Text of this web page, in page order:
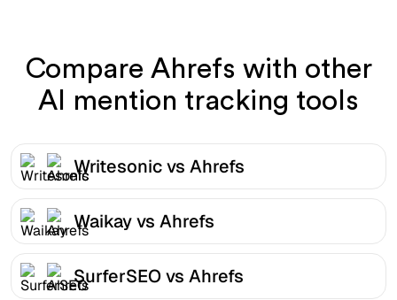
Compare Ahrefs with other
AI mention tracking tools
Writesonic vs Ahrefs
Waikay vs Ahrefs
SurferSEO vs Ahrefs